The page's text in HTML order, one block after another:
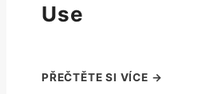
Use